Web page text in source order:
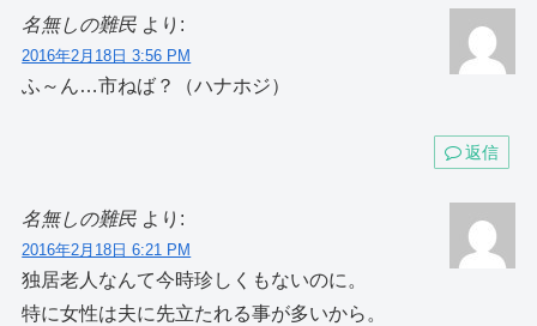
名無しの難民 より:
2016年2月18日 3:56 PM
ふ～ん…市ねば？（ハナホジ）
返信
名無しの難民 より:
2016年2月18日 6:21 PM
独居老人なんて今時珍しくもないのに。
特に女性は夫に先立たれる事が多いから。